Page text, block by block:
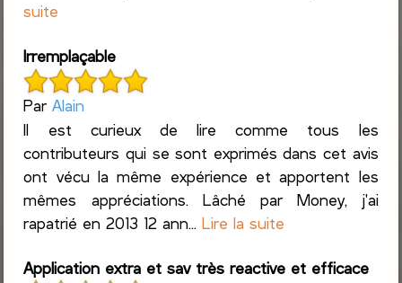
suite
Irremplaçable
ParAlain
Il est curieux de lire comme tous les
contributeurs qui se sont exprimés dans cet avis
ont vécu la même expérience et apportent les
mêmes appréciations. Lâché par Money, j'ai
rapatrié en 2013 12 ann...Lire la suite
Application extra et sav très reactive et efficace